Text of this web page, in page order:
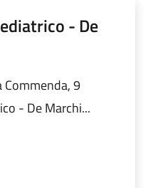
- De
Commenda, 9
- De Marchi...